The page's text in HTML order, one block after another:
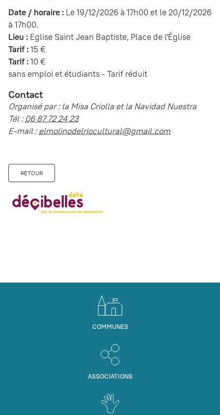
Date / horaire : Le 19/12/2026 à 17h00 et le 20/12/2026
à 17h00.
Lieu : Eglise Saint Jean Baptiste, Place de l'Église
Tarif :15 €
Tarif :10 €
sans emploi et étudiants - Tarif réduit
Contact
Organisé par : la Misa Criolla et la Navidad Nuestra
Tél : 06 87 72 24 23
E-mail :elmolinodelriocultural@gmail.com
RETOUR
COMMUNES
ASSOCIATIONS